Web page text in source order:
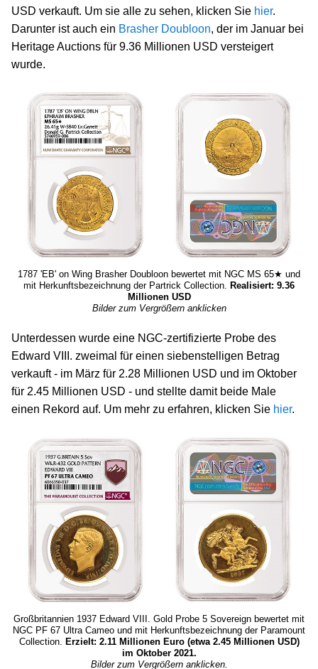
USD verkauft. Um sie alle zu sehen, klicken Sie hier.
Darunter ist auch ein Brasher Doubloon, der im Januar bei
Heritage Auctions für 9.36 Millionen USD versteigert
wurde.
1787 'EB' on Wing Brasher Doubloon bewertet mit NGC MS 65★ und
mit Herkunftsbezeichnung der Partrick Collection. Realisiert: 9.36
Millionen USD
Bilder zum Vergrößern anklicken
Unterdessen wurde eine NGC-zertifizierte Probe des
Edward VIII. zweimal für einen siebenstelligen Betrag
verkauft - im März für 2.28 Millionen USD und im Oktober
für 2.45 Millionen USD - und stellte damit beide Male
einen Rekord auf. Um mehr zu erfahren, klicken Sie hier.
Großbritannien 1937 Edward VIII. Gold Probe 5 Sovereign bewertet mit
NGC PF 67 Ultra Cameo und mit Herkunftsbezeichnung der Paramount
Collection. Erzielt: 2.11 Millionen Euro (etwa 2.45 Millionen USD)
im Oktober 2021.
Bilder zum Vergrößern anklicken.